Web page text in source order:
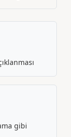
gibi